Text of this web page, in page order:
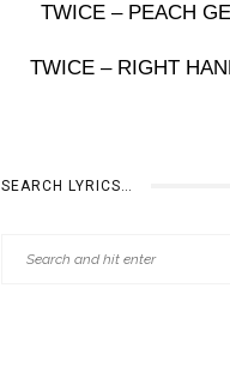
TWICE – PEACH
TWICE – RIGHT
SEARCH LYRICS…